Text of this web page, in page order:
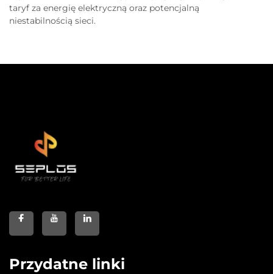
taryf za energię elektryczną oraz potencjalną
niestabilnością sieci.
Przydatne linki